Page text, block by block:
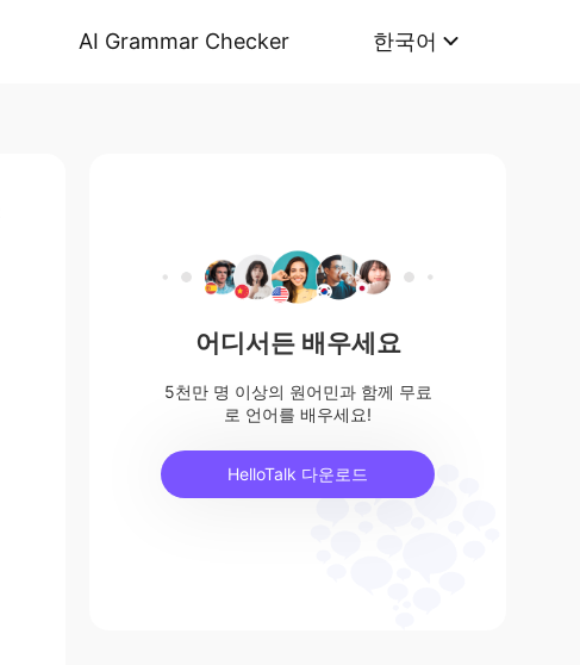
AI Grammar Checker 한국어
어디서든 배우세요
5천만 명 이상의 원어민과 함께 무료
로 언어를 배우세요!
HelloTalk 다운로드